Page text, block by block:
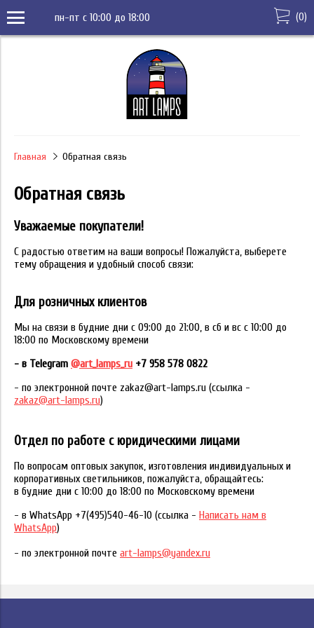
пн-пт с 10:00 до 18:00 (0)
Главная Обратная связь
Обратная связь
Уважаемые покупатели!
С радостью ответим на ваши вопросы! Пожалуйста, выберете
тему обращения и удобный способ связи:
Для розничных клиентов
Мы на связи в будние дни с 09:00 до 21:00, в сб и вс с 10:00 до
18:00 по Московскому времени
- в Telegram @art_lamps_ru +7 958 578 0822
- по электронной почте zakaz@art-lamps.ru (ссылка -
zakaz@art-lamps.ru)
Отдел по работе с юридическими лицами
По вопросам оптовых закупок, изготовления индивидуальных и
корпоративных светильников, пожалуйста, обращайтесь:
в будние дни с 10:00 до 18:00 по Московскому времени
- в WhatsApp +7(495)540-46-10 (ссылка - Написать нам в
WhatsApp)
- по электронной почте art-lamps@yandex.ru